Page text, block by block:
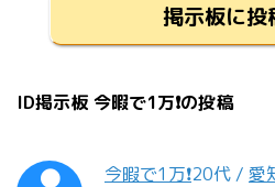
掲示板に投
ID掲示板 今暇で1万❗️の投稿
今暇で1万❗️20代 / 愛